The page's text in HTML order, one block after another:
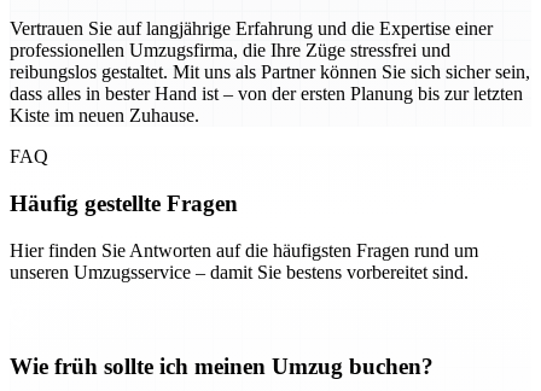
Vertrauen Sie auf langjährige Erfahrung und die Expertise einer
professionellen Umzugsfirma, die Ihre Züge stressfrei und
reibungslos gestaltet. Mit uns als Partner können Sie sich sicher sein,
dass alles in bester Hand ist – von der ersten Planung bis zur letzten
Kiste im neuen Zuhause.
FAQ
Häufig gestellte Fragen
Hier finden Sie Antworten auf die häufigsten Fragen rund um
unseren Umzugsservice – damit Sie bestens vorbereitet sind.
Wie früh sollte ich meinen Umzug buchen?